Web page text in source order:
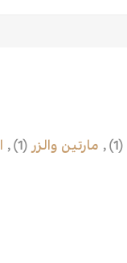
(1)
, مارتین والزر (1)
,